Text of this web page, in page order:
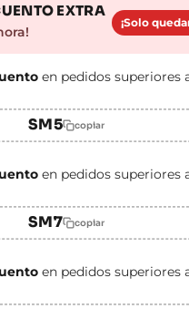
EXTRA
¡Solo
en pedidos superiores
SM5 copiar
en pedidos superiores
SM7 copiar
en pedidos superiores